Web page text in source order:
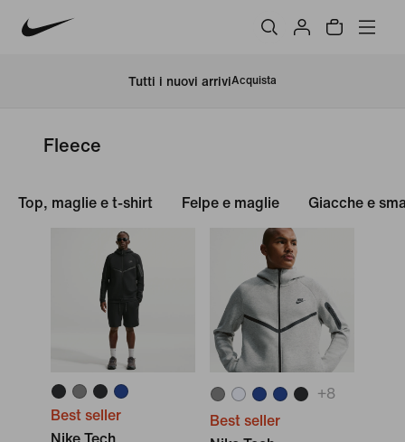
Tutti i nuovi arriviAcquista
Fleece
Top, maglie e t-shirt Felpe e maglie Giacche e
Best seller
Nike Tech
+8
Best seller